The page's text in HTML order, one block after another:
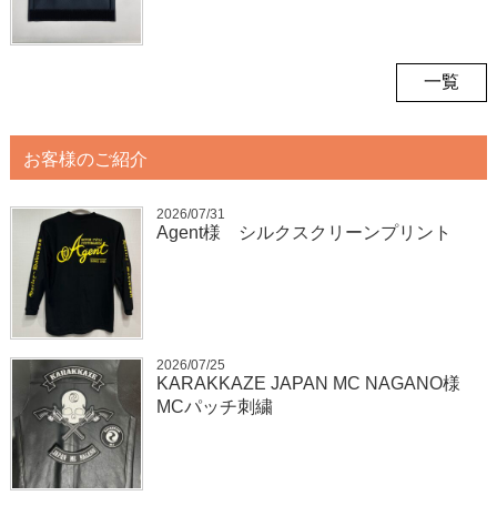
一覧
お客様のご紹介
2026/07/31
Agent様 シルクスクリーンプリント
2026/07/25
KARAKKAZE JAPAN MC NAGANO様
MCパッチ刺繍